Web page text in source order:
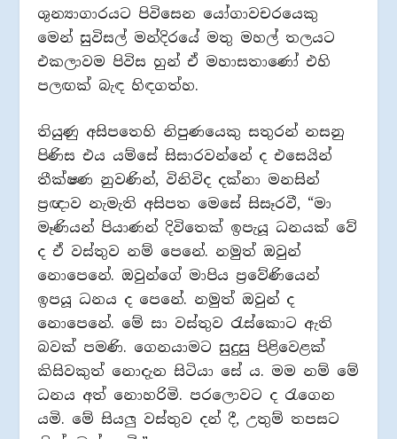
ශුන්‍යාගාරයට පිවිසෙන යෝගාවචරයෙකු
මෙන් සුවිසල් මන්දිරයේ මතු මහල් තලයට
එකලාවම පිවිස හුන් ඒ මහාසතාණෝ එහි
පලඟක් බැඳ හිඳගත්හ.
තියුණු අසිපතෙහි නිපුණයෙකු සතුරන් නසනු
පිණිස එය යම්සේ සිසාරවන්නේ ද එසෙයින්
තීක්ෂණ නුවණින්, විනිවිද දක්නා මනසින්
ප්‍රඥාව නැමැති අසිපත මෙසේ සිසෑරවී, “මා
මෑණියන් පියාණන් දිවිතෙක් ඉපැයූ ධනයක් වේ
ද ඒ වස්තුව නම් පෙනේ. නමුත් ඔවුන්
නොපෙනේ. ඔවුන්ගේ මාපිය ප්‍රවේණියෙන්
ඉපයූ ධනය ද පෙනේ. නමුත් ඔවුන් ද
නොපෙනේ. මේ සා වස්තුව රැස්කොට ඇති
බවක් පමණි. ගෙනයාමට සුදුසු පිළිවෙළක්
කිසිවකුත් නොදැන සිටියා සේ ය. මම නම් මේ
ධනය අත් නොහරිමි. පරලොවට ද රැගෙන
යමි. මේ සියලු‍ වස්තුව දන් දී, උතුම් තපසට